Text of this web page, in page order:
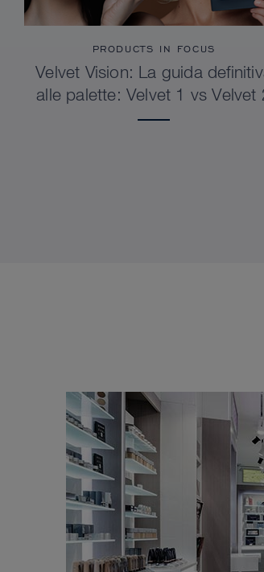
PRODUCTS IN FOCUS
Velvet Vision: La guida
alle palette: Velvet 1 vs Velvet